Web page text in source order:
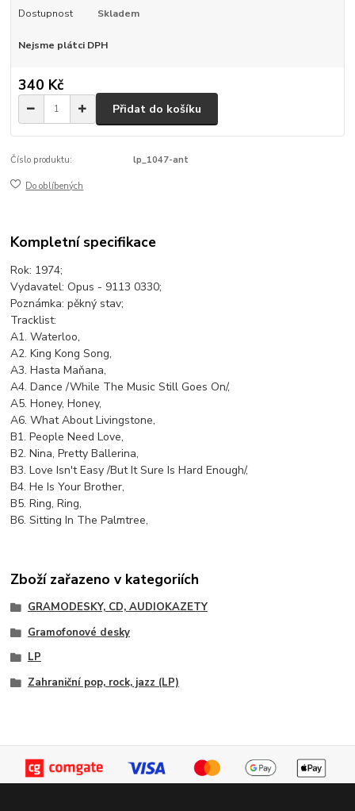
Dostupnost Skladem
Nejsme plátci DPH
340 Kč
Přidat do košíku
Číslo produktu: lp_1047-ant
Do oblíbených
Kompletní specifikace
Rok: 1974;
Vydavatel: Opus - 9113 0330;
Poznámka: pěkný stav;
Tracklist:
A1. Waterloo,
A2. King Kong Song,
A3. Hasta Maňana,
A4. Dance /While The Music Still Goes On/,
A5. Honey, Honey,
A6. What About Livingstone,
B1. People Need Love,
B2. Nina, Pretty Ballerina,
B3. Love Isn't Easy /But It Sure Is Hard Enough/,
B4. He Is Your Brother,
B5. Ring, Ring,
B6. Sitting In The Palmtree,
Zboží zařazeno v kategoriích
GRAMODESKY, CD, AUDIOKAZETY
Gramofonové desky
LP
Zahraniční pop, rock, jazz (LP)